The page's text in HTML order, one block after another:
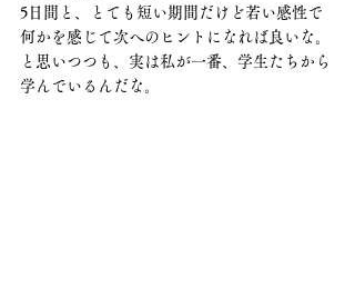
5日間と、とても短い期間だけど若い感性で
何かを感じて次へのヒントになれば良いな。
と思いつつも、実は私が一番、学生たちから
学んでいるんだな。